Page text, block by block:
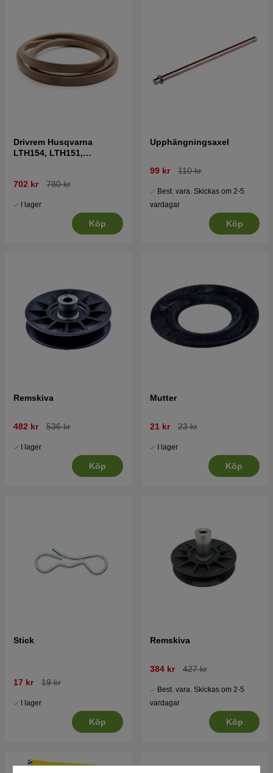
Drivrem Husqvarna
LTH154, LTH151,
702 kr
780 kr
I lager
Köp
Upphängningsaxel
99 kr 110 kr
Best. vara. Skickas om 2-5
vardagar
Köp
Remskiva
482 kr 536 kr
I lager
Köp
Mutter
21 kr 23 kr
I lager
Köp
Stick
17 kr 19 kr
I lager
Köp
Remskiva
384 kr 427 kr
Best. vara. Skickas om 2-5
vardagar
Köp